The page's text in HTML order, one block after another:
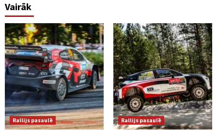
Vairāk
Rallijs pasaulē Rallijs pasaulē